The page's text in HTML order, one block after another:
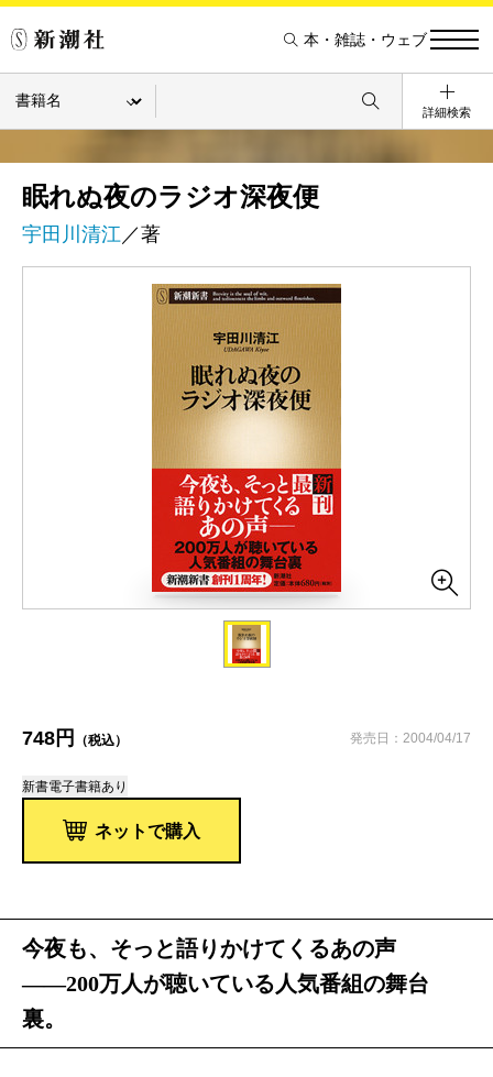
本・雑誌・ウェブ
詳細検索
眠れぬ夜のラジオ深夜便
宇田川清江／著
748円 （税込） 発売日：2004/04/17
新書電子書籍あり
ネットで購入
今夜も、そっと語りかけてくるあの声
――200万人が聴いている人気番組の舞台
裏。